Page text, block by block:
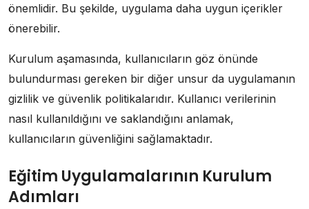
önemlidir. Bu şekilde, uygulama daha uygun içerikler
önerebilir.
Kurulum aşamasında, kullanıcıların göz önünde
bulundurması gereken bir diğer unsur da uygulamanın
gizlilik ve güvenlik politikalarıdır. Kullanıcı verilerinin
nasıl kullanıldığını ve saklandığını anlamak,
kullanıcıların güvenliğini sağlamaktadır.
Eğitim Uygulamalarının Kurulum
Adımları